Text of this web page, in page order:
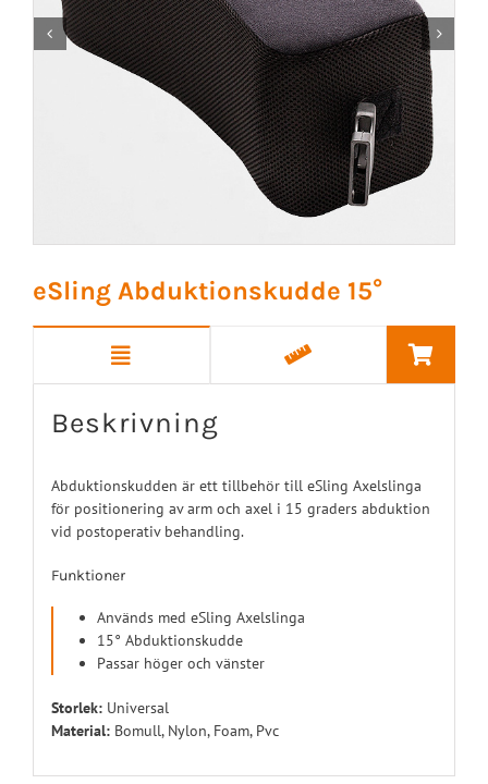
 
eSling Abduktionskudde 15°
Beskrivning
Abduktionskudden är ett tillbehör till eSling Axelslinga
för positionering av arm och axel i 15 graders abduktion
vid postoperativ behandling.
Funktioner
Används med eSling Axelslinga
15° Abduktionskudde
Passar höger och vänster
Storlek: Universal
Material: Bomull, Nylon, Foam, Pvc